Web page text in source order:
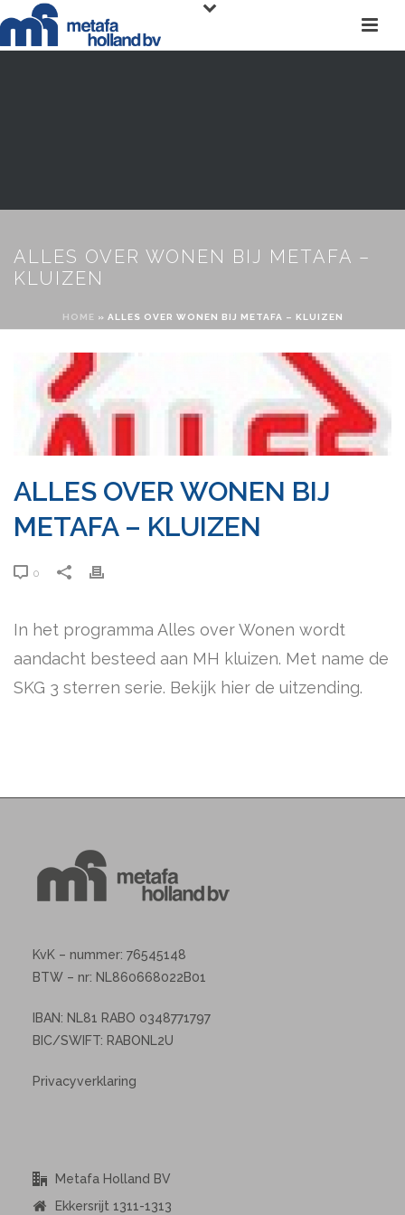
ALLES OVER WONEN BIJ METAFA –
KLUIZEN
HOME » ALLES OVER WONEN BIJ METAFA – KLUIZEN
ALLES OVER WONEN BIJ
METAFA – KLUIZEN
0
In het programma Alles over Wonen wordt
aandacht besteed aan MH kluizen. Met name de
SKG 3 sterren serie. Bekijk hier de uitzending.
KvK – nummer: 76545148
BTW – nr: NL860668022B01
IBAN: NL81 RABO 0348771797
BIC/SWIFT: RABONL2U
Privacyverklaring
Metafa Holland BV
Ekkersrijt 1311-1313